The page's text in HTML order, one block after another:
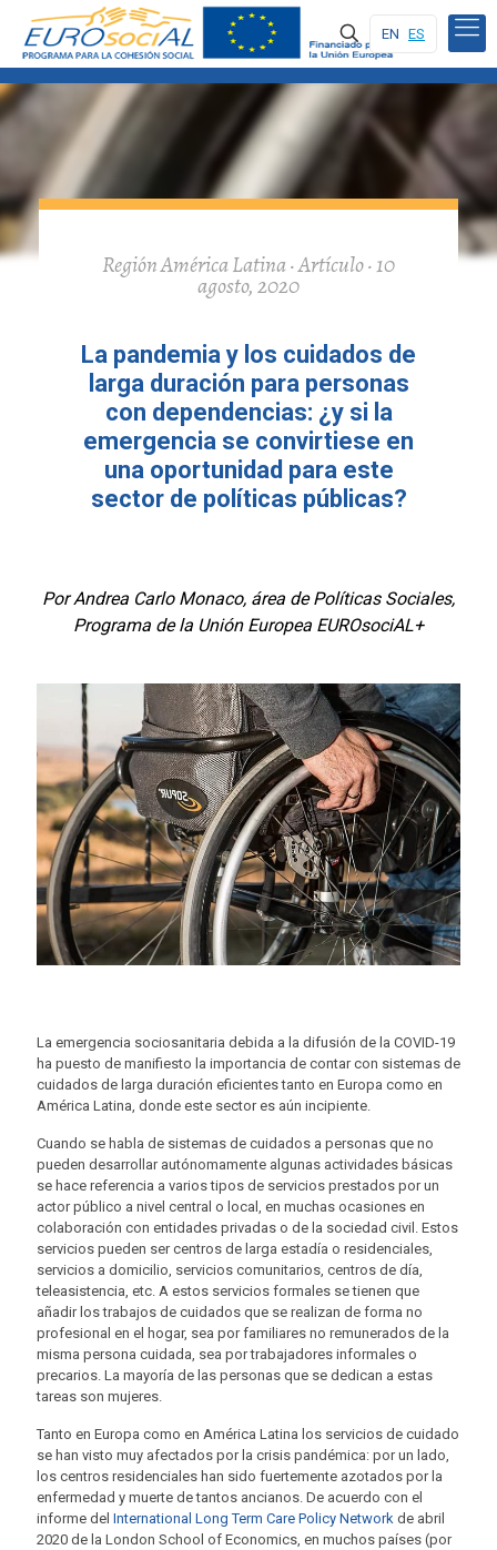
EN ES
Región América Latina · Artículo · 10
agosto, 2020
La pandemia y los cuidados de
larga duración para personas
con dependencias: ¿y si la
emergencia se convirtiese en
una oportunidad para este
sector de políticas públicas?
Por Andrea Carlo Monaco, área de Políticas Sociales,
Programa de la Unión Europea EUROsociAL+
La emergencia sociosanitaria debida a la difusión de la COVID-19
ha puesto de manifiesto la importancia de contar con sistemas de
cuidados de larga duración eficientes tanto en Europa como en
América Latina, donde este sector es aún incipiente.
Cuando se habla de sistemas de cuidados a personas que no
pueden desarrollar autónomamente algunas actividades básicas
se hace referencia a varios tipos de servicios prestados por un
actor público a nivel central o local, en muchas ocasiones en
colaboración con entidades privadas o de la sociedad civil. Estos
servicios pueden ser centros de larga estadía o residenciales,
servicios a domicilio, servicios comunitarios, centros de día,
teleasistencia, etc. A estos servicios formales se tienen que
añadir los trabajos de cuidados que se realizan de forma no
profesional en el hogar, sea por familiares no remunerados de la
misma persona cuidada, sea por trabajadores informales o
precarios. La mayoría de las personas que se dedican a estas
tareas son mujeres.
Tanto en Europa como en América Latina los servicios de cuidado
se han visto muy afectados por la crisis pandémica: por un lado,
los centros residenciales han sido fuertemente azotados por la
enfermedad y muerte de tantos ancianos. De acuerdo con el
informe del International Long Term Care Policy Network de abril
2020 de la London School of Economics, en muchos países (por